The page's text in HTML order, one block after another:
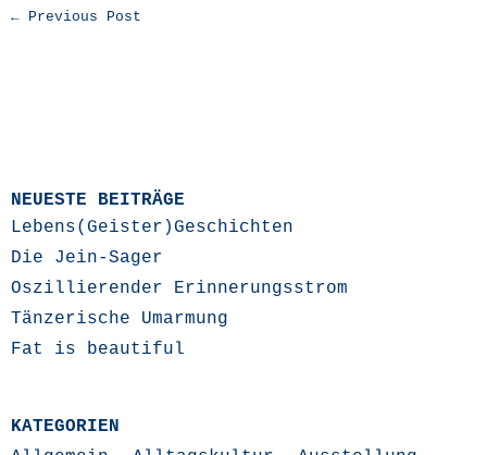
← Previous Post
NEUESTE BEITRÄGE
Lebens(Geister)Geschichten
Die Jein-Sager
Oszillierender Erinnerungsstrom
Tänzerische Umarmung
Fat is beautiful
KATEGORIEN